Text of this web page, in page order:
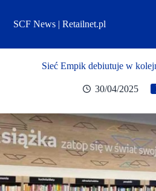
treściSCF News | Retailnet.pl
Sieć Empik debiutuje w
30/04/2025